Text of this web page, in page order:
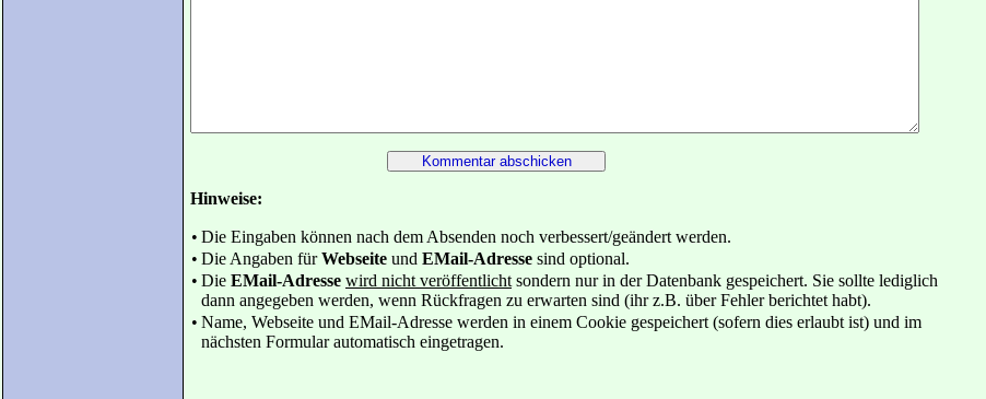
Hinweise:
• Die Eingaben können nach dem Absenden noch verbessert/geändert werden.
• Die Angaben fürWebseite und EMail-Adresse sind optional.
• Die EMail-Adresse wird nicht veröffentlicht sondern nur in der Datenbank gespeichert. Sie sollte lediglich
dann angegeben werden, wenn Rückfragen zu erwarten sind (ihr z.B. über Fehler berichtet habt).
• Name, Webseite und EMail-Adresse werden in einem Cookie gespeichert (sofern dies erlaubt ist) und im
nächsten Formular automatisch eingetragen.